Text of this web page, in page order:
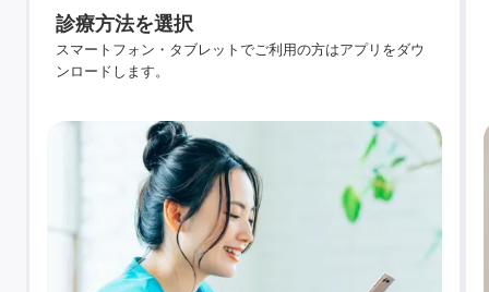
診療方法を選択
スマートフォン・タブレットでご利用の方はアプリをダウ
ンロードします。